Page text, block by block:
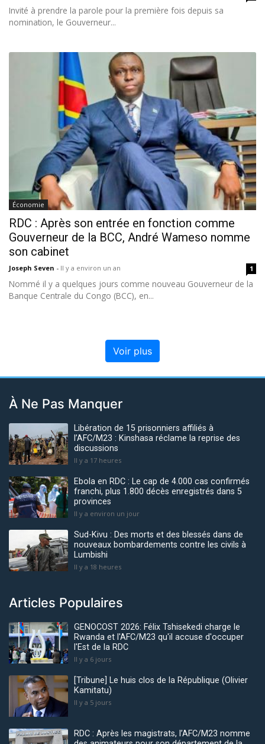
Invité à prendre la parole pour la première fois depuis sa
nomination, le Gouverneur...
Économie
RDC : Après son entrée en fonction comme
Gouverneur de la BCC, André Wameso nomme
son cabinet
Joseph Seven - Il y a environ un an 1
Nommé il y a quelques jours comme nouveau Gouverneur de la
Banque Centrale du Congo (BCC), en...
Voir plus
À Ne Pas Manquer
Libération de 15 prisonniers affiliés à
l’AFC/M23 : Kinshasa réclame la reprise des
discussions
Il y a 17 heures
Ebola en RDC : Le cap de 4.000 cas confirmés
franchi, plus 1.800 décès enregistrés dans 5
provinces
Il y a environ un jour
Sud-Kivu : Des morts et des blessés dans de
nouveaux bombardements contre les civils à
Lumbishi
Il y a 18 heures
Articles Populaires
GENOCOST 2026: Félix Tshisekedi charge le
Rwanda et l'AFC/M23 qu'il accuse d'occuper
l'Est de la RDC
Il y a 6 jours
[Tribune] Le huis clos de la République (Olivier
Kamitatu)
Il y a 5 jours
RDC : Après les magistrats, l’AFC/M23 nomme